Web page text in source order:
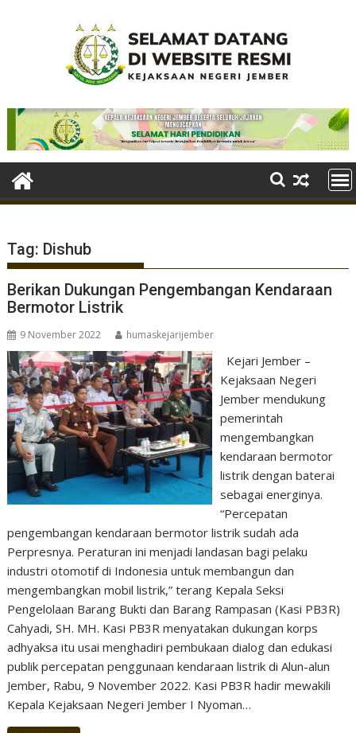
Tag: Dishub
Berikan Dukungan Pengembangan Kendaraan
Bermotor Listrik
9 November 2022 humaskejarijember
Kejari Jember –
Kejaksaan Negeri
Jember mendukung
pemerintah
mengembangkan
kendaraan bermotor
listrik dengan baterai
sebagai energinya.
“Percepatan
pengembangan kendaraan bermotor listrik sudah ada
Perpresnya. Peraturan ini menjadi landasan bagi pelaku
industri otomotif di Indonesia untuk membangun dan
mengembangkan mobil listrik,” terang Kepala Seksi
Pengelolaan Barang Bukti dan Barang Rampasan (Kasi PB3R)
Cahyadi, SH. MH. Kasi PB3R menyatakan dukungan korps
adhyaksa itu usai menghadiri pembukaan dialog dan edukasi
publik percepatan penggunaan kendaraan listrik di Alun-alun
Jember, Rabu, 9 November 2022. Kasi PB3R hadir mewakili
Kepala Kejaksaan Negeri Jember I Nyoman…